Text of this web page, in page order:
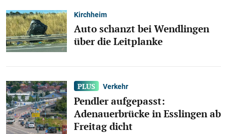
Kirchheim
Auto schanzt bei Wendlingen
über die Leitplanke
Verkehr
Pendler aufgepasst:
Adenauerbrücke in Esslingen ab
Freitag dicht